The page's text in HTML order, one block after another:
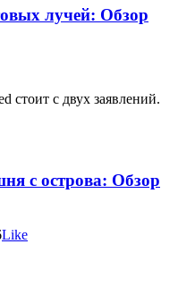
лучей: Обзор
стоит с двух заявлений.
с острова: Обзор
Like